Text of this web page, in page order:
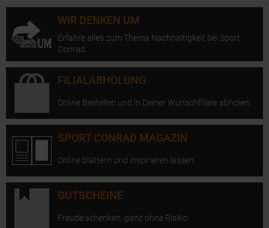
WIR DENKEN UM
Erfahre alles zum Thema Nachhaltigkeit bei Sport
Conrad.
FILIALABHOLUNG
Online Bestellen und in Deiner Wunschfiliale abholen.
SPORT CONRAD MAGAZIN
Online blättern und inspirieren lassen.
GUTSCHEINE
Freude schenken, ganz ohne Risiko.